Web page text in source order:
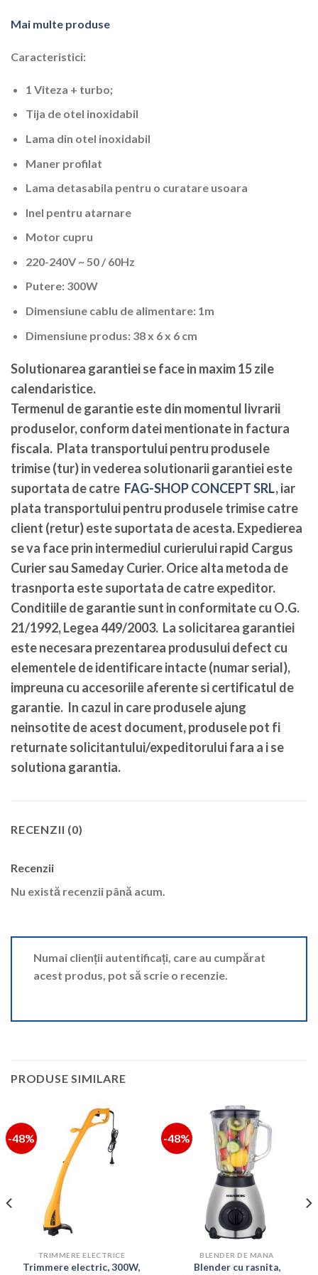
Mai multe produse
Caracteristici:
1 Viteza + turbo;
Tija de otel inoxidabil
Lama din otel inoxidabil
Maner profilat
Lama detasabila pentru o curatare usoara
Inel pentru atarnare
Motor cupru
220-240V ~ 50 / 60Hz
Putere: 300W
Dimensiune cablu de alimentare: 1m
Dimensiune produs: 38 x 6 x 6 cm
Solutionarea garantiei se face in maxim 15 zile
calendaristice.
Termenul de garantie este din momentul livrarii
produselor, conform datei mentionate in factura
fiscala. Plata transportului pentru produsele
trimise (tur) in vederea solutionarii garantiei este
suportata de catre FAG-SHOP CONCEPT SRL, iar
plata transportului pentru produsele trimise catre
client (retur) este suportata de acesta. Expedierea
se va face prin intermediul curierului rapid Cargus
Curier sau Sameday Curier. Orice alta metoda de
trasnporta este suportata de catre expeditor.
Conditiile de garantie sunt in conformitate cu O.G.
21/1992, Legea 449/2003. La solicitarea garantiei
este necesara prezentarea produsului defect cu
elementele de identificare intacte (numar serial),
impreuna cu accesoriile aferente si certificatul de
garantie. In cazul in care produsele ajung
neinsotite de acest document, produsele pot fi
returnate solicitantului/expeditorului fara a i se
solutiona garantia.
RECENZII (0)
Recenzii
Nu există recenzii până acum.
Numai clienții autentificați, care au cumpărat
acest produs, pot să scrie o recenzie.
PRODUSE SIMILARE
-48%
TRIMMERE ELECTRICE
Trimmere electric, 300W,
-48%
BLENDER DE MANA
Blender cu rasnita,